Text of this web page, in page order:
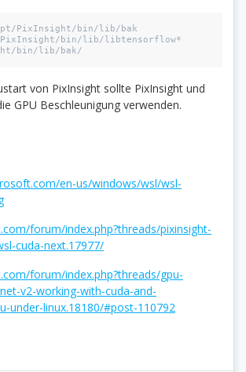
PixInsight/bin/lib/bak
PixInsight/bin/lib/libtensorflow*
bin/lib/bak/
von PixInsight sollte PixInsight und
GPU Beschleunigung verwenden.
en-us/windows/wsl/wsl-
forum/index.php?threads/pixinsight-
cuda-next.17977/
forum/index.php?threads/gpu-
v2-working-with-cuda-and-
under-linux.18180/#post-110792